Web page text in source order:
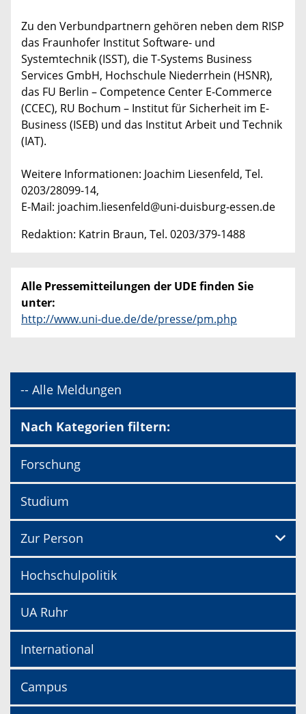
Zu den Verbundpartnern gehören neben dem RISP
das Fraunhofer Institut Software- und
Systemtechnik (ISST), die T-Systems Business
Services GmbH, Hochschule Niederrhein (HSNR),
das FU Berlin – Competence Center E-Commerce
(CCEC), RU Bochum – Institut für Sicherheit im E-
Business (ISEB) und das Institut Arbeit und Technik
(IAT).
Weitere Informationen: Joachim Liesenfeld, Tel.
0203/28099-14,
E-Mail: joachim.liesenfeld@uni-duisburg-essen.de
Redaktion: Katrin Braun, Tel. 0203/379-1488
Alle Pressemitteilungen der UDE finden Sie
unter:
http://www.uni-due.de/de/presse/pm.php
-- Alle Meldungen
Nach Kategorien filtern:
Forschung
Studium
Zur Person
Hochschulpolitik
UA Ruhr
International
Campus